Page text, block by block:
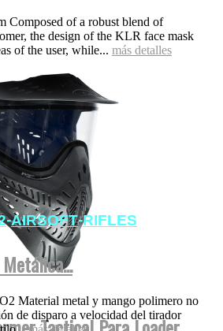
Composed of a robust blend of
the design of the KLR face mask
of the user, while... más detalles
-AIRSOFT-RIFLES
Material metal y mango polimero no
de disparo a velocidad del tirador